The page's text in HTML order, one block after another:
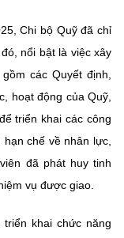
Chi bộ Quỹ đã chỉ
nổi bật là việc xây
các Quyết định,
hoạt động của Quỹ,
triển khai các công
chế về nhân lực,
đã phát huy tinh
vụ được giao.
khai chức năng